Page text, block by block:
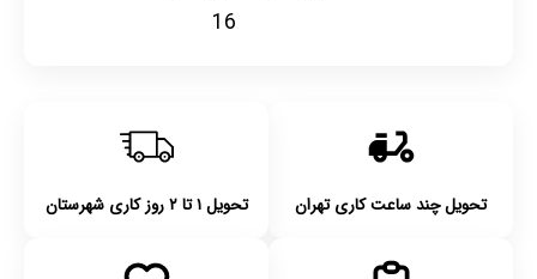
16
تحویل چند ساعت کاری تهران تحویل ۱ تا ۲ روز کاری شهرستان